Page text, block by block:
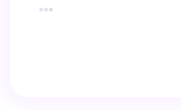
具体的に何をしたいですか？